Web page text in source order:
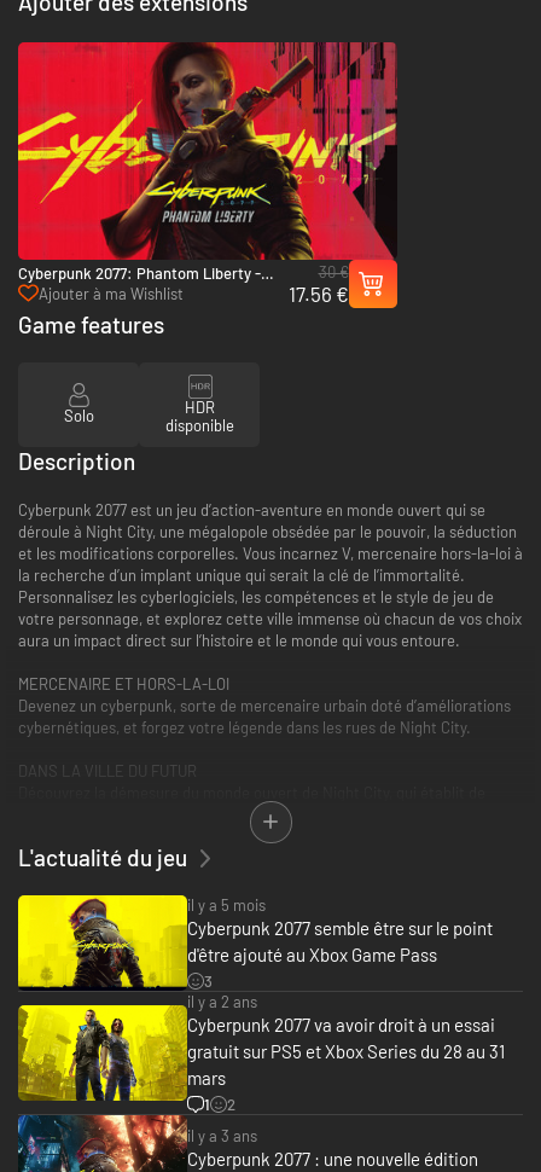
Cyberpunk 2077: Phantom Liberty -
Xbox Series X|S
Ajouter à ma Wishlist
30 €
17.56 €
Game features
Solo
HDR
disponible
Description
Cyberpunk 2077 est un jeu d’action-aventure en monde ouvert qui se
déroule à Night City, une mégalopole obsédée par le pouvoir, la séduction
et les modifications corporelles. Vous incarnez V, mercenaire hors-la-loi à
la recherche d’un implant unique qui serait la clé de l’immortalité.
Personnalisez les cyberlogiciels, les compétences et le style de jeu de
votre personnage, et explorez cette ville immense où chacun de vos choix
aura un impact direct sur l’histoire et le monde qui vous entoure.
MERCENAIRE ET HORS-LA-LOI
Devenez un cyberpunk, sorte de mercenaire urbain doté d’améliorations
cybernétiques, et forgez votre légende dans les rues de Night City.
DANS LA VILLE DU FUTUR
nouvelles normes en termes de visuels, de complexité et de profondeur.
EN QUÊTE DE LA VIE ÉTERNELLE
d’un prototype d’implant qui serait la clé de la vie éternelle.
L'actualité du jeu
il y a 5 mois
Cyberpunk 2077 semble être sur le point
d'être ajouté au Xbox Game Pass
3
il y a 2 ans
Cyberpunk 2077 va avoir droit à un essai
gratuit sur PS5 et Xbox Series du 28 au 31
mars
1
2
il y a 3 ans
Cyberpunk 2077 : une nouvelle édition